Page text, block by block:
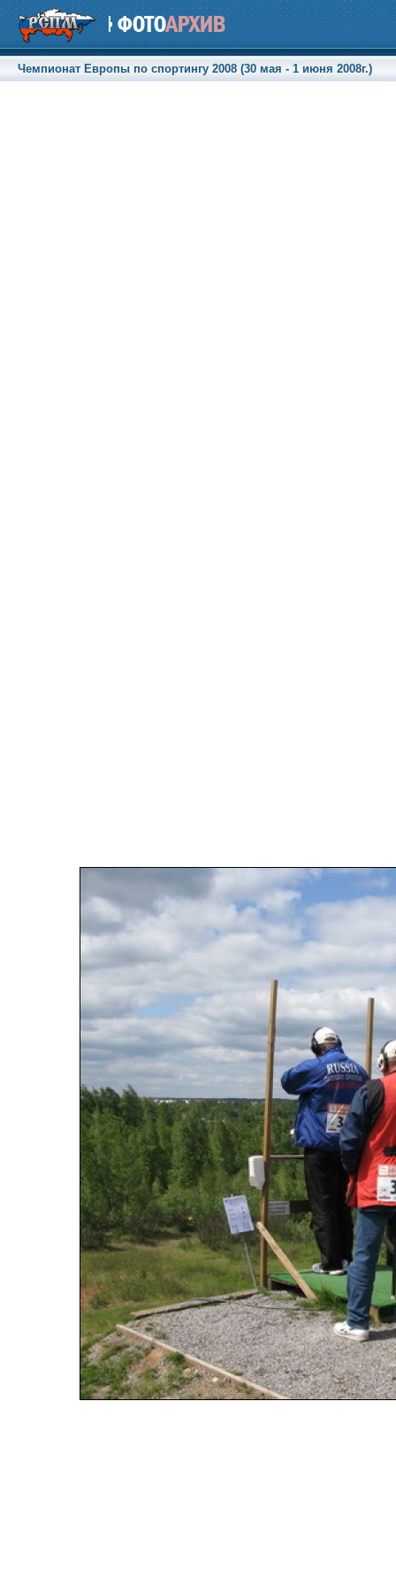
Чемпионат Европы по спортингу 2008 (30 мая - 1 июня 2008г.)